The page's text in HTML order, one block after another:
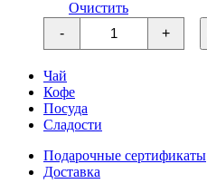
Очистить
-
Количество
товара
Вишневый
+
Чай
Кофе
Посуда
Сладости
Подарочные сертификаты
Доставка